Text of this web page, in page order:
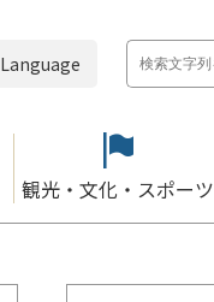
Language
観光・文化・スポーツ